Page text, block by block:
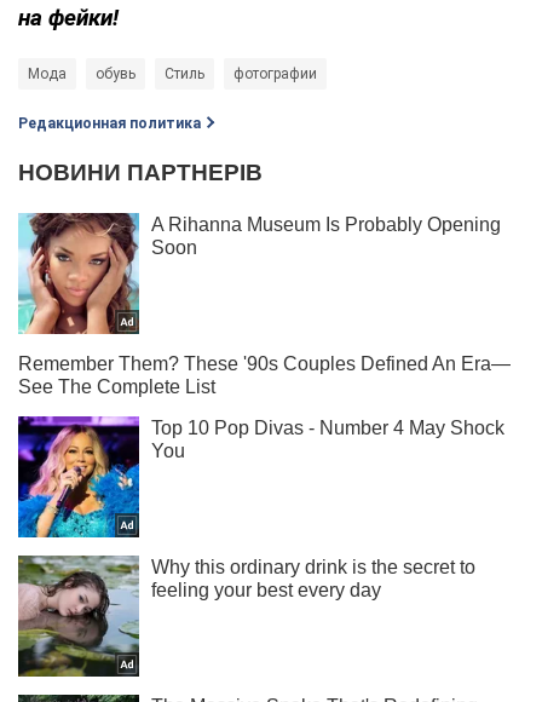
на фейки!
Мода обувь Стиль фотографии
Редакционная политика